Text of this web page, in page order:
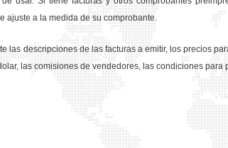
ajuste a la medida de su comprobante.
las descripciones de las facturas a emitir, los precios
las comisiones de vendedores, las condiciones